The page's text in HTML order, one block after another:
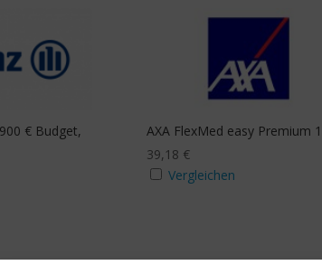
€ Budget,
AXA FlexMed easy Premium
39,18 €
Vergleichen